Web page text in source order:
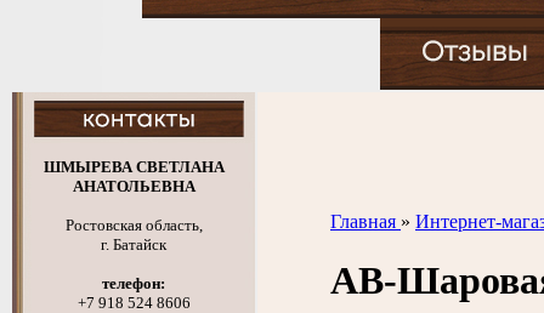
ШМЫРЕВА СВЕТЛАНА
АНАТОЛЬЕВНА
Ростовская область,
г. Батайск
телефон:
+7 918 524 8606
Главная » Интернет-
АВ-